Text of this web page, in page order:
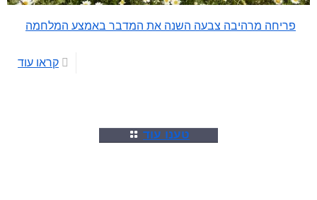
פריחה מרהיבה צבעה השנה את המדבר באמצע המלחמה
קראו עוד
טענו עוד